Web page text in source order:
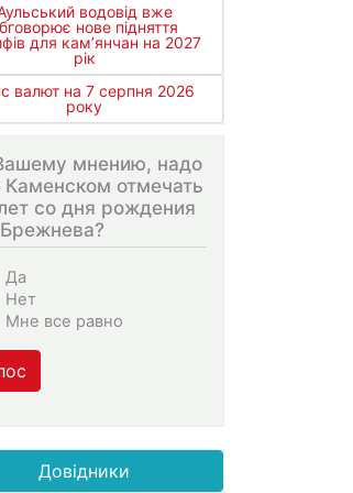
водовід вже
нове підняття
для кам’янчан на 2027
рік
валют на 7 серпня 2026
року
мнению, надо
Каменском отмечать
со дня рождения
Да
Нет
Мне все равно
Довідники